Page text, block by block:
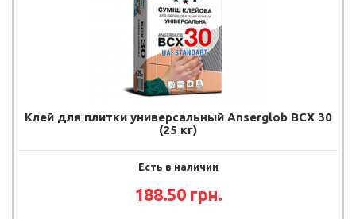
Клей для плитки универсальный Anserglob BCX 30
(25 кг)
Есть в наличии
188.50 грн.